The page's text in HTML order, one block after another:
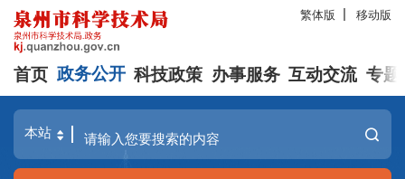
繁体版 移动版
首页 政务公开 科技政策 办事服务 互动交流 专题